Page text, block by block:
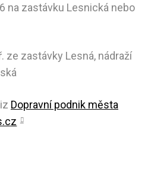
na zastávku Lesnická nebo
ze zastávky Lesná, nádraží
Dopravní podnik města